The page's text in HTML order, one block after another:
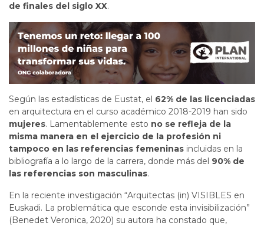
de finales del siglo XX.
Según las estadísticas de Eustat, el 62% de las licenciadas
en arquitectura en el curso académico 2018-2019 han sido
mujeres. Lamentablemente esto no se refleja de la
misma manera en el ejercicio de la profesión ni
tampoco en las referencias femeninas incluidas en la
bibliografía a lo largo de la carrera, donde más del 90% de
las referencias son masculinas.
En la reciente investigación “Arquitectas (in) VISIBLES en
Euskadi. La problemática que esconde esta invisibilización”
(Benedet Veronica, 2020) su autora ha constado que,